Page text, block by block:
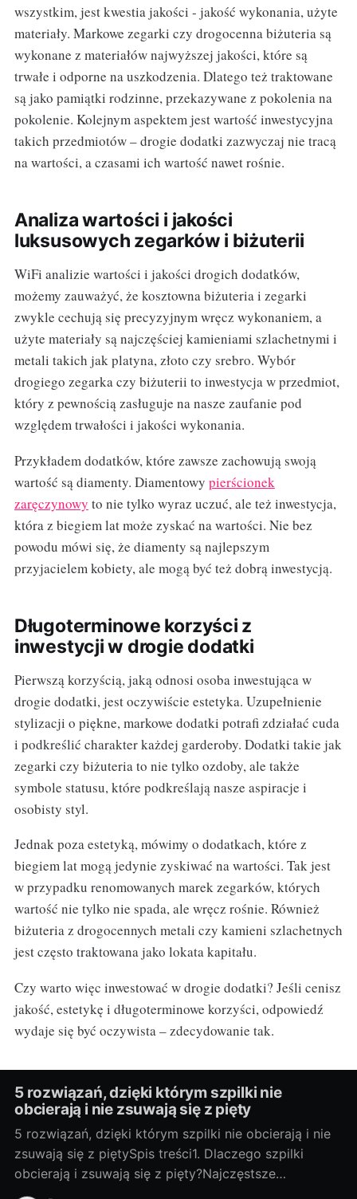
wszystkim, jest kwestia jakości - jakość wykonania, użyte
materiały. Markowe zegarki czy drogocenna biżuteria są
wykonane z materiałów najwyższej jakości, które są
trwałe i odporne na uszkodzenia. Dlatego też traktowane
są jako pamiątki rodzinne, przekazywane z pokolenia na
pokolenie. Kolejnym aspektem jest wartość inwestycyjna
takich przedmiotów – drogie dodatki zazwyczaj nie tracą
na wartości, a czasami ich wartość nawet rośnie.
Analiza wartości i jakości
luksusowych zegarków i biżuterii
WiFi analizie wartości i jakości drogich dodatków,
możemy zauważyć, że kosztowna biżuteria i zegarki
zwykle cechują się precyzyjnym wręcz wykonaniem, a
użyte materiały są najczęściej kamieniami szlachetnymi i
metali takich jak platyna, złoto czy srebro. Wybór
drogiego zegarka czy biżuterii to inwestycja w przedmiot,
który z pewnością zasługuje na nasze zaufanie pod
względem trwałości i jakości wykonania.
Przykładem dodatków, które zawsze zachowują swoją
wartość są diamenty. Diamentowy pierścionek
zaręczynowy to nie tylko wyraz uczuć, ale też inwestycja,
która z biegiem lat może zyskać na wartości. Nie bez
powodu mówi się, że diamenty są najlepszym
przyjacielem kobiety, ale mogą być też dobrą inwestycją.
Długoterminowe korzyści z
inwestycji w drogie dodatki
Pierwszą korzyścią, jaką odnosi osoba inwestująca w
drogie dodatki, jest oczywiście estetyka. Uzupełnienie
stylizacji o piękne, markowe dodatki potrafi zdziałać cuda
i podkreślić charakter każdej garderoby. Dodatki takie jak
zegarki czy biżuteria to nie tylko ozdoby, ale także
symbole statusu, które podkreślają nasze aspiracje i
osobisty styl.
Jednak poza estetyką, mówimy o dodatkach, które z
biegiem lat mogą jedynie zyskiwać na wartości. Tak jest
w przypadku renomowanych marek zegarków, których
wartość nie tylko nie spada, ale wręcz rośnie. Również
biżuteria z drogocennych metali czy kamieni szlachetnych
jest często traktowana jako lokata kapitału.
Czy warto więc inwestować w drogie dodatki? Jeśli cenisz
jakość, estetykę i długoterminowe korzyści, odpowiedź
wydaje się być oczywista – zdecydowanie tak.
5 rozwiązań, dzięki którym szpilki nie
obcierają i nie zsuwają się z pięty
5 rozwiązań, dzięki którym szpilki nie obcierają i nie
zsuwają się z piętySpis treści1. Dlaczego szpilki
obcierają i zsuwają się z pięty?Najczęstsze
przyczyny: Zbyt duży rozmiar lub niewłaściwa tęgość